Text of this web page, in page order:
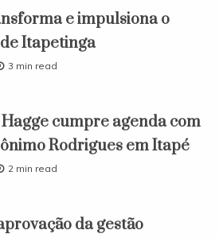
e impulsiona o
Itapetinga
3 min read
cumpre agenda com
Rodrigues em Itapé
2 min read
da gestão